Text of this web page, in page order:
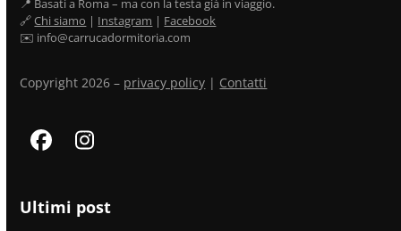
📍 Basati a Roma – ma con la testa già in viaggio.
🔗Chi siamo | Instagram | Facebook
✉️ info@carrucadormitoria.com
Copyright 2026 – privacy policy | Contatti
FacebookInstagram
Ultimi post